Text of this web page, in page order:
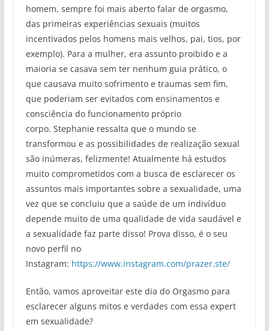
homem, sempre foi mais aberto falar de orgasmo,
das primeiras experiências sexuais (muitos
incentivados pelos homens mais velhos, pai, tios, por
exemplo). Para a mulher, era assunto proibido e a
maioria se casava sem ter nenhum guia prático, o
que causava muito sofrimento e traumas sem fim,
que poderiam ser evitados com ensinamentos e
consciência do funcionamento próprio
corpo. Stephanie ressalta que o mundo se
transformou e as possibilidades de realização sexual
são inúmeras, felizmente! Atualmente há estudos
muito comprometidos com a busca de esclarecer os
assuntos mais importantes sobre a sexualidade, uma
vez que se concluiu que a saúde de um indivíduo
depende muito de uma qualidade de vida saudável e
a sexualidade faz parte disso! Prova disso, é o seu
novo perfil no
Instagram: https://www.instagram.com/prazer.ste/
Então, vamos aproveitar este dia do Orgasmo para
esclarecer alguns mitos e verdades com essa expert
em sexualidade?